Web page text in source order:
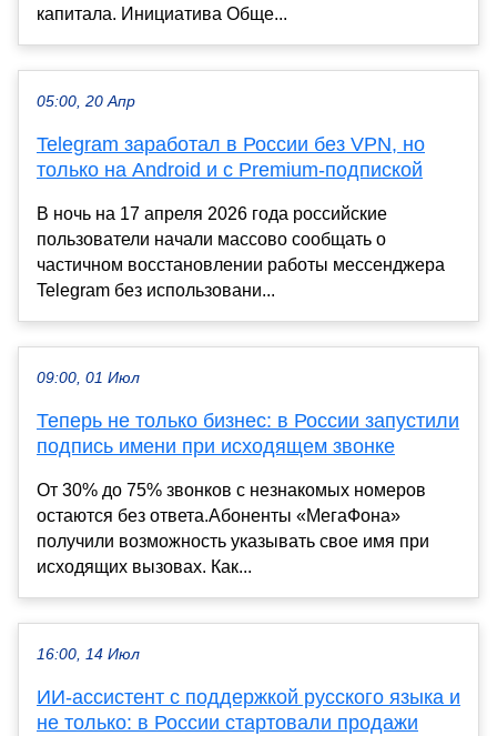
капитала. Инициатива Обще...
05:00, 20 Апр
Telegram заработал в России без VPN, но
только на Android и с Premium-подпиской
В ночь на 17 апреля 2026 года российские
пользователи начали массово сообщать о
частичном восстановлении работы мессенджера
Telegram без использовани...
09:00, 01 Июл
Теперь не только бизнес: в России запустили
подпись имени при исходящем звонке
От 30% до 75% звонков с незнакомых номеров
остаются без ответа.Абоненты «МегаФона»
получили возможность указывать свое имя при
исходящих вызовах. Как...
16:00, 14 Июл
ИИ-ассистент с поддержкой русского языка и
не только: в России стартовали продажи